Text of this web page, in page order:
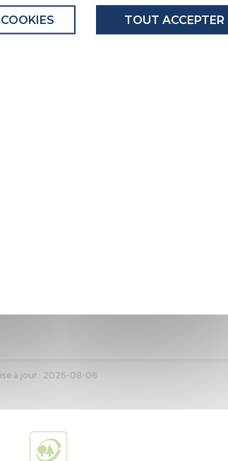
du composant : Majoritairement
de ce composant comporte au
bénéficie d’une prime de
à jour : 2026-08-06
TOUT ACCEPTER